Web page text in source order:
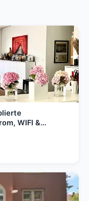
WIFI &